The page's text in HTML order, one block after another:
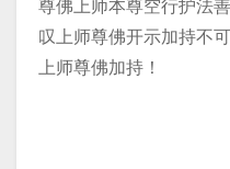
尊佛上师本尊空行护法
叹上师尊佛开示加持不
上师尊佛加持！